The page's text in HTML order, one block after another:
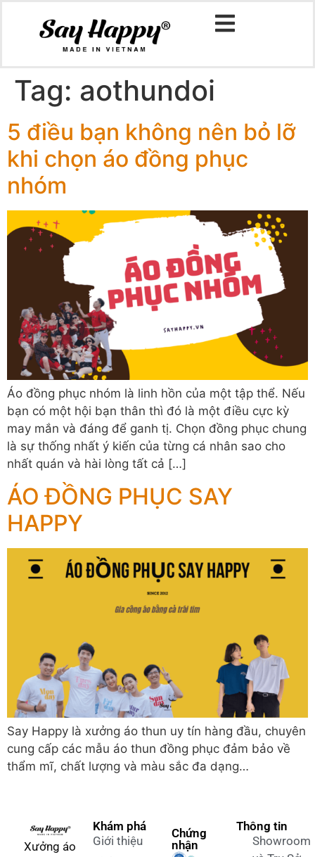
Tag: aothundoi
5 điều bạn không nên bỏ lỡ
khi chọn áo đồng phục
nhóm
Áo đồng phục nhóm là linh hồn của một tập thể. Nếu
bạn có một hội bạn thân thì đó là một điều cực kỳ
may mắn và đáng để ganh tị. Chọn đồng phục chung
là sự thống nhất ý kiến của từng cá nhân sao cho
nhất quán và hài lòng tất cả […]
ÁO ĐỒNG PHỤC SAY
HAPPY
Say Happy là xưởng áo thun uy tín hàng đầu, chuyên
cung cấp các mẫu áo thun đồng phục đảm bảo về
thẩm mĩ, chất lượng và màu sắc đa dạng…
Xưởng áo
Khám phá
Giới thiệu
Chứng
nhận
Thông tin
Showroom